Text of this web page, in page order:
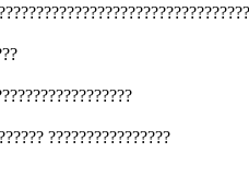
????????????????